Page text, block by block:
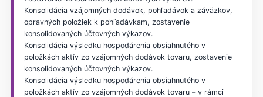
Konsolidácia vzájomných dodávok, pohľadávok a záväzkov,
opravných položiek k pohľadávkam, zostavenie
konsolidovaných účtovných výkazov.
Konsolidácia výsledku hospodárenia obsiahnutého v
položkách aktív zo vzájomných dodávok tovaru, zostavenie
konsolidovaných účtovných výkazov.
Konsolidácia výsledku hospodárenia obsiahnutého v
položkách aktív zo vzájomných dodávok tovaru – v rámci